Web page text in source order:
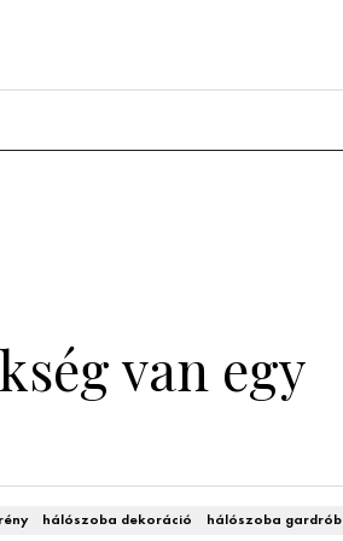
van egy
hálószoba dekoráció hálószoba gardrób